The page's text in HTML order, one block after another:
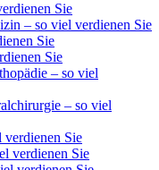
Sie
– so viel verdienen Sie
Sie
Sie
– so viel
– so viel
Sie
verdienen Sie